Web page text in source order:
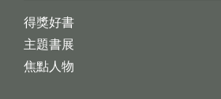
得獎好書
主題書展
焦點人物